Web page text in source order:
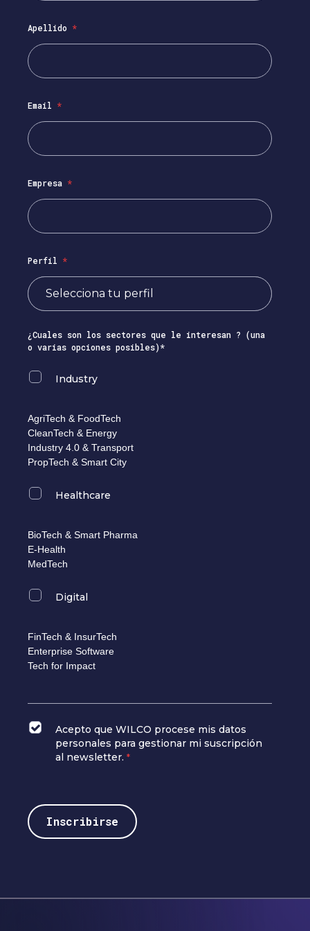
Apellido *
Email *
Empresa *
Perfil *
¿Cuales son los sectores que le interesan ? (una
o varias opciones posibles)*
Industry
AgriTech & FoodTech
CleanTech & Energy
Industry 4.0 & Transport
PropTech & Smart City
Healthcare
BioTech & Smart Pharma
E-Health
MedTech
Digital
FinTech & InsurTech
Enterprise Software
Tech for Impact
Acepto que WILCO procese mis datos
personales para gestionar mi suscripción
al newsletter. *